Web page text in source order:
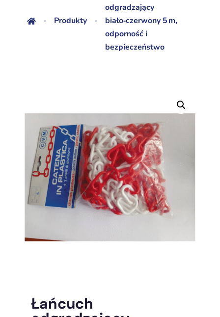
 - Produkty -
odgradzający
biało‑czerwony 5 m,
odporność i
bezpieczeństwo
Łańcuch